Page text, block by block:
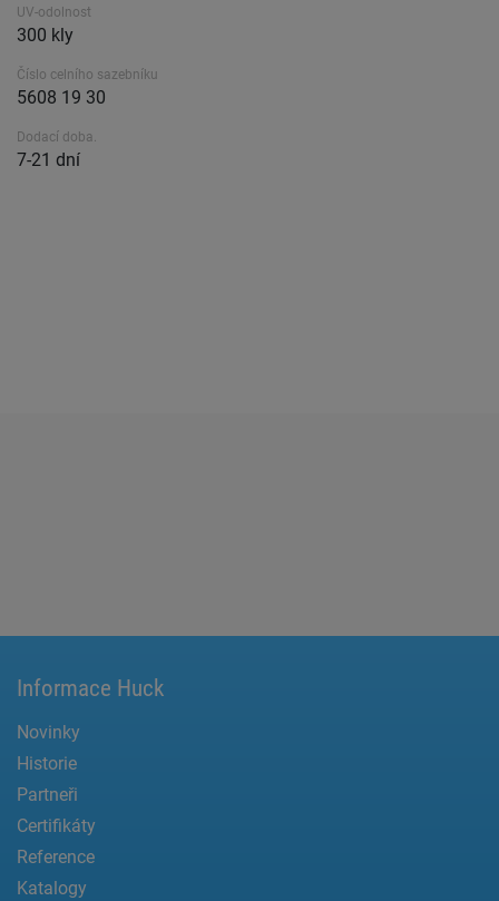
UV-odolnost
300 kly
Číslo celního sazebníku
5608 19 30
Dodací doba.
7-21 dní
Informace Huck
Novinky
Historie
Partneři
Certifikáty
Reference
Katalogy